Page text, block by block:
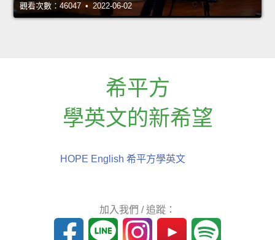
觀看次數：46047 • 2022-06-02
希平方
學英文的新希望
HOPE English 希平方學英文
加入我們 / 追蹤：